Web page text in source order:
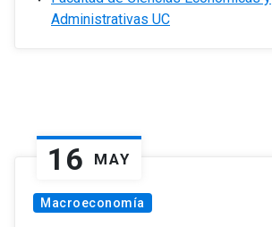
Administrativas UC
16 MAY
Macroeconomía